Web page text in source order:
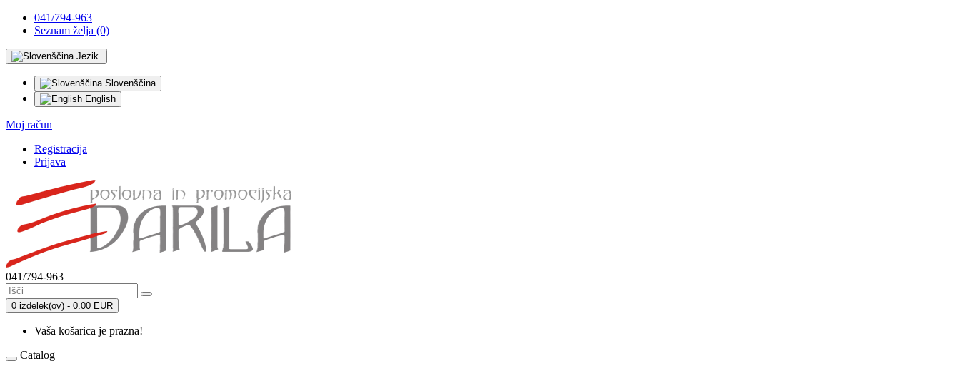
041/794-963
Seznam želja (0)
Jezik
Slovenščina
English
Moj račun
Registracija
Prijava
041/794-963
0 izdelek(ov) - 0.00 EUR
Vaša košarica je prazna!
Catalog